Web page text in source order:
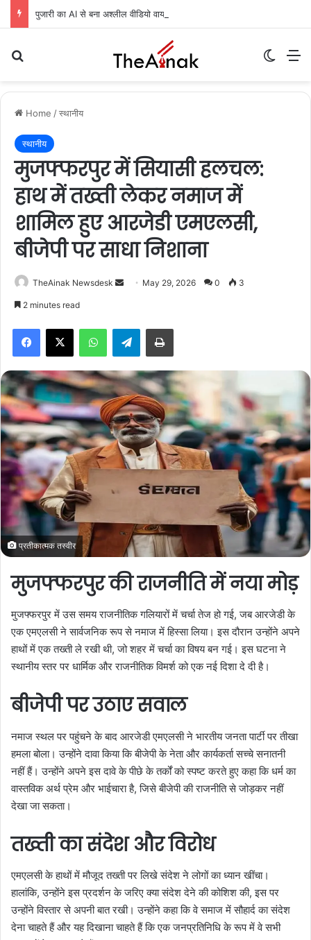
पुजारी का AI से बना अश्लील वीडियो वायरल, दो पर FIR दर्ज
Home /स्थानीय
स्थानीय
मुजफ्फरपुर में सियासी हलचल:
हाथ में तख्ती लेकर नमाज में
शामिल हुए आरजेडी एमएलसी,
बीजेपी पर साधा निशाना
TheAinak Newsdesk
a
e
m
a
i
l
May 29, 2026 0 3
2 minutes read
Telegram
प्रतीकात्मक तस्वीर
मुजफ्फरपुर की राजनीति में नया मोड़
मुजफ्फरपुर में उस समय राजनीतिक गलियारों में चर्चा तेज हो गई, जब आरजेडी के
एक एमएलसी ने सार्वजनिक रूप से नमाज में हिस्सा लिया। इस दौरान उन्होंने अपने
हाथों में एक तख्ती ले रखी थी, जो शहर में चर्चा का विषय बन गई। इस घटना ने
स्थानीय स्तर पर धार्मिक और राजनीतिक विमर्श को एक नई दिशा दे दी है।
बीजेपी पर उठाए सवाल
नमाज स्थल पर पहुंचने के बाद आरजेडी एमएलसी ने भारतीय जनता पार्टी पर तीखा
हमला बोला। उन्होंने दावा किया कि बीजेपी के नेता और कार्यकर्ता सच्चे सनातनी
नहीं हैं। उन्होंने अपने इस दावे के पीछे के तर्कों को स्पष्ट करते हुए कहा कि धर्म का
वास्तविक अर्थ प्रेम और भाईचारा है, जिसे बीजेपी की राजनीति से जोड़कर नहीं
देखा जा सकता।
तख्ती का संदेश और विरोध
एमएलसी के हाथों में मौजूद तख्ती पर लिखे संदेश ने लोगों का ध्यान खींचा।
हालांकि, उन्होंने इस प्रदर्शन के जरिए क्या संदेश देने की कोशिश की, इस पर
उन्होंने विस्तार से अपनी बात रखी। उन्होंने कहा कि वे समाज में सौहार्द का संदेश
देना चाहते हैं और यह दिखाना चाहते हैं कि एक जनप्रतिनिधि के रूप में वे सभी